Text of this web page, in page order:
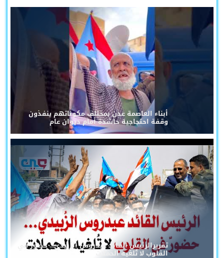
أبناء العاصمة عدن بمختلف مكوناتهم ينفذون
وقفة احتجاجية حاشدة أمام ديوان عام
تقريرالرئيس القائد عيدروس الزُبيدي... حضورٌ في
القلوب لا تُلغيه الحملات